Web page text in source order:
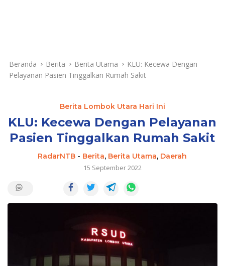
Beranda Berita Berita Utama
KLU: Kecewa Dengan
Pelayanan Pasien Tinggalkan Rumah Sakit
Berita Lombok Utara Hari Ini
KLU: Kecewa Dengan Pelayanan
Pasien Tinggalkan Rumah Sakit
RadarNTB - Berita, Berita Utama, Daerah
15 September 2022